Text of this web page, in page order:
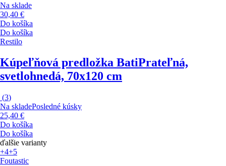
Na sklade
30,40 €
Do košíka
Do košíka
Restilo
Kúpeľňová predložka BatiPrateľná,
svetlohnedá, 70x120 cm
(3)
Na skladePosledné kúsky
25,40 €
Do košíka
Do košíka
ďalšie varianty
+4+5
Foutastic